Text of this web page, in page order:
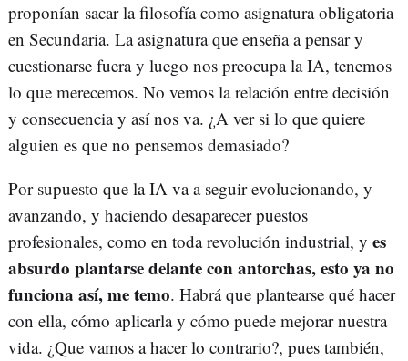
proponían sacar la filosofía como asignatura obligatoria
en Secundaria. La asignatura que enseña a pensar y
cuestionarse fuera y luego nos preocupa la IA, tenemos
lo que merecemos. No vemos la relación entre decisión
y consecuencia y así nos va. ¿A ver si lo que quiere
alguien es que no pensemos demasiado?
Por supuesto que la IA va a seguir evolucionando, y
avanzando, y haciendo desaparecer puestos
profesionales, como en toda revolución industrial, y es
absurdo plantarse delante con antorchas, esto ya no
funciona así, me temo. Habrá que plantearse qué hacer
con ella, cómo aplicarla y cómo puede mejorar nuestra
vida. ¿Que vamos a hacer lo contrario?, pues también,